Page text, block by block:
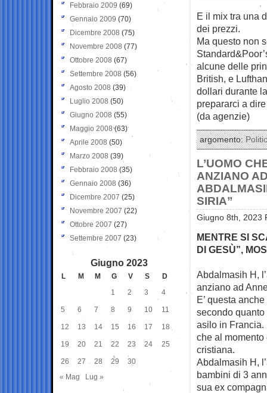
E il mix tra una
dei prezzi.
Ma questo non
alcune delle
British, e
dollari durante
prepararci a
(da agenzie)
argomento:
L’UOMO
ANZIANO
SIRIA”
Giugno 8th, 2023
MENTRE SI
DI GESÙ”,
Abdalmasih H,
anziano ad
E’ questa
secondo
asilo in Francia.
che al momento
cristiana.
Abdalmasih H,
bambini di 3
sua ex
Febbraio 2009 (69)
Gennaio 2009 (70)
Dicembre 2008 (75)
Novembre 2008 (77)
Ottobre 2008 (67)
Settembre 2008 (56)
Agosto 2008 (39)
Luglio 2008 (50)
Giugno 2008 (55)
Maggio 2008(63)
Aprile 2008 (50)
Marzo 2008 (39)
Febbraio 2008 (35)
Gennaio 2008 (36)
Dicembre 2007 (25)
Novembre 2007 (22)
Ottobre 2007 (27)
Settembre 2007 (23)
Giugno 2023
L M M G V S
D
1
2 3 4
5 6 7 8 9 10 11
12 13 14 15 16 17 18
19 20 21 22 23 24 25
26 27 28 29
30
« Mag
Lug »